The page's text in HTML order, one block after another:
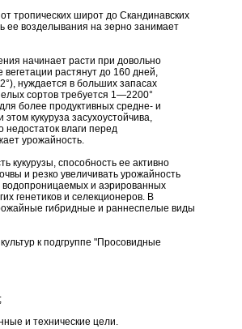
тропических широт до Скандинавских
возделывания на зерно занимает
начинает расти при довольно
растянут до 160 дней,
нуждается в больших запасах
сортов требуется 1—2200°
более продуктивных средне- и
кукуруза засухоустойчива,
влаги перед
урожайность.
кукурузы, способность ее активно
и резко увеличивать урожайность
и аэрированных
генетиков и селекционеров. В
гибридные и раннеспелые виды
к подгруппе "Просовидные
и технические цели.